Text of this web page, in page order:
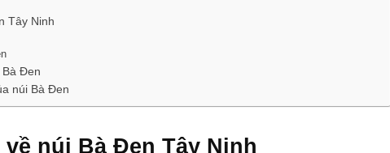
Tây Ninh
Bà Đen
núi Bà Đen
núi Bà Đen Tây Ninh